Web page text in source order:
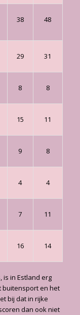
38 48
29 31
8 8
15 11
9 8
4 4
7 11
16 14
is in Estland erg
buitensport en het
bij dat in rijke
dan ook niet